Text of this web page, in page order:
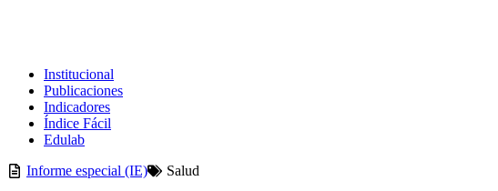
Institucional
Publicaciones
Indicadores
Índice Fácil
Edulab
Informe especial (IE)
Salud